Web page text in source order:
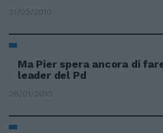
21/02/2010
Ma Pier spera ancora di
leader del Pd
26/01/2010